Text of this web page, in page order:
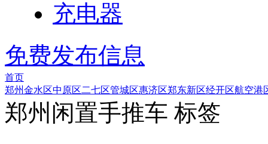
充电器
免费发布信息
首页
郑州金水区中原区二七区管城区惠济区郑东新区经开区航空港
郑州闲置手推车 标签